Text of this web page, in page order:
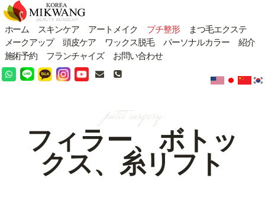
内
容
を
ス
キ
ホーム スキンケア アートメイク プチ整形
まつ毛エクステ
メークアップ
頭皮ケア ワックス脱毛 パーソナルカラー
紹介
施術予約
フランチャイズ お問い合わせ
putit surgery
フィラー、ボトッ
クス、糸リフト